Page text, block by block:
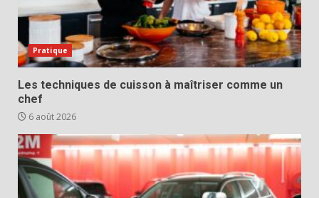
Pratique
Les techniques de cuisson à maîtriser comme un
chef
6 août 2026